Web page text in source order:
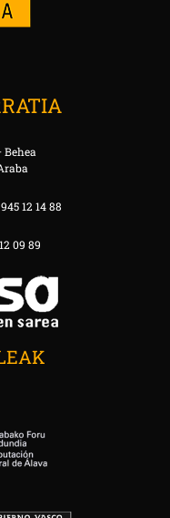
Behea
12 14 88
09 89